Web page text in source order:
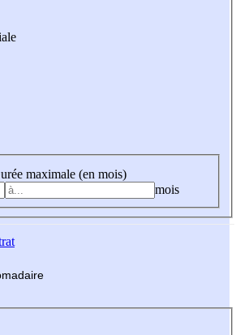
maximale (en mois)
mois
madaire